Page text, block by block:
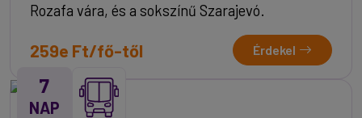
Rozafa vára, és a sokszínű Szarajevó.
259e Ft/fő-től Érdekel
7
NAP